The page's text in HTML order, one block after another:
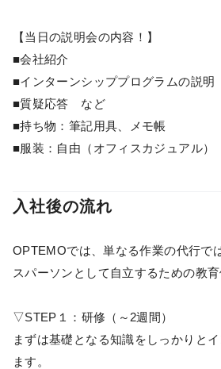
【当日の説明会の内容！】
■会社紹介
■インターンシッププログラムの説明
■質疑応答 など
■持ち物：筆記用具、メモ帳
■服装：自由（オフィスカジュアル）
入社後の流れ
OPTEMOでは、単なる作業の代行で
スパーソンとして自立するための教育
▽STEP１：研修（～2週間）
まずは基礎となる知識をしっかりと
ます。